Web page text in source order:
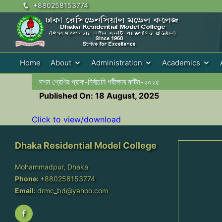
+880258153774
Home About Administration Academics
দশম শ্রেণির প্রাক-নির্বাচনি পরীক্ষার রুটিন-২০২৫
Published On: 18 August, 2025
Click to view/download
Dhaka Residential Model College
Mohammadpur, Dhaka
Phone: +880258153774
Email: drmc_bd@yahoo.com